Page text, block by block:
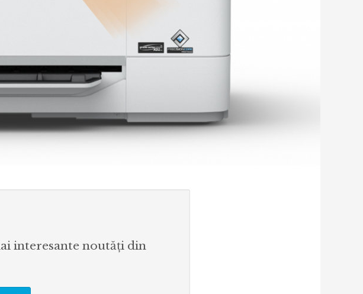
interesante noutăți din